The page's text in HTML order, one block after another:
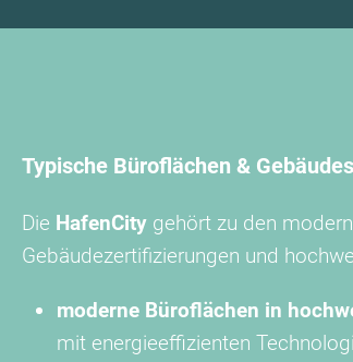
Typische Büroflächen &
Die HafenCity gehört zu den
Gebäudezertifizierungen und
moderne Büroflächen in
mit energieeffizienten